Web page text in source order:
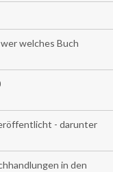
welches Buch
- darunter
in den